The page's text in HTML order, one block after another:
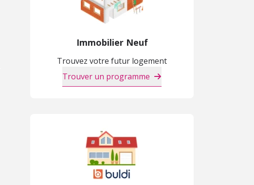
Immobilier Neuf
Trouvez votre futur logement
Trouver un programme